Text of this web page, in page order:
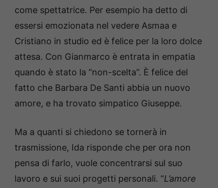
come spettatrice. Per esempio ha detto di
essersi emozionata nel vedere Asmaa e
Cristiano in studio ed è felice per la loro dolce
attesa. Con Gianmarco è entrata in empatia
quando è stato la “non-scelta”. È felice del
fatto che Barbara De Santi abbia un nuovo
amore, e ha trovato simpatico Giuseppe.
Ma a quanti si chiedono se tornerà in
trasmissione, Ida risponde che per ora non
pensa di farlo, vuole concentrarsi sul suo
lavoro e sui suoi progetti personali. “L’amore